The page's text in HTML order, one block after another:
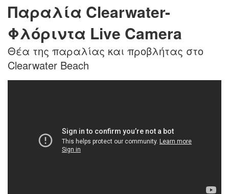
Παραλία Clearwater-
Φλόριντα Live Camera
Θέα της παραλίας και προβλήτας στο
Clearwater Beach